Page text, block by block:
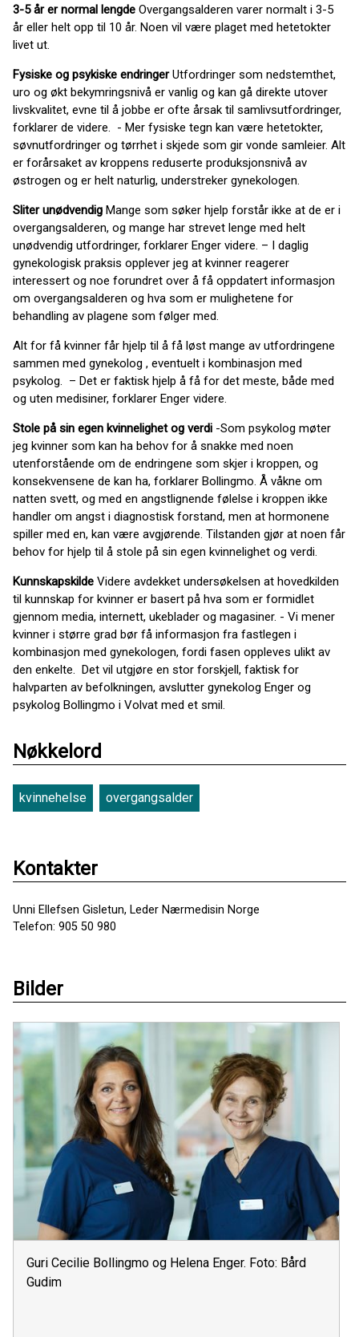
3-5 år er normal lengde Overgangsalderen varer normalt i 3-5
år eller helt opp til 10 år. Noen vil være plaget med hetetokter
livet ut.
Fysiske og psykiske endringerUtfordringer som nedstemthet,
uro og økt bekymringsnivå er vanlig og kan gå direkte utover
livskvalitet, evne til å jobbe er ofte årsak til samlivsutfordringer,
forklarer de videre. - Mer fysiske tegn kan være hetetokter,
søvnutfordringer og tørrhet i skjede som gir vonde samleier. Alt
er forårsaket av kroppens reduserte produksjonsnivå av
østrogen og er helt naturlig, understreker gynekologen.
Sliter unødvendig Mange som søker hjelp forstår ikke at de er i
overgangsalderen, og mange har strevet lenge med helt
unødvendig utfordringer, forklarer Enger videre. – I daglig
gynekologisk praksis opplever jeg at kvinner reagerer
interessert og noe forundret over å få oppdatert informasjon
om overgangsalderen og hva som er mulighetene for
behandling av plagene som følger med.
Alt for få kvinner får hjelp til å få løst mange av utfordringene
sammen med gynekolog , eventuelt i kombinasjon med
psykolog. – Det er faktisk hjelp å få for det meste, både med
og uten medisiner, forklarer Enger videre.
Stole på sin egen kvinnelighet og verdi -Som psykolog møter
jeg kvinner som kan ha behov for å snakke med noen
utenforstående om de endringene som skjer i kroppen, og
konsekvensene de kan ha, forklarer Bollingmo. Å våkne om
natten svett, og med en angstlignende følelse i kroppen ikke
handler om angst i diagnostisk forstand, men at hormonene
spiller med en, kan være avgjørende. Tilstanden gjør at noen får
behov for hjelp til å stole på sin egen kvinnelighet og verdi.
Kunnskapskilde Videre avdekket undersøkelsen at hovedkilden
til kunnskap for kvinner er basert på hva som er formidlet
gjennom media, internett, ukeblader og magasiner. - Vi mener
kvinner i større grad bør få informasjon fra fastlegen i
kombinasjon med gynekologen, fordi fasen oppleves ulikt av
den enkelte. Det vil utgjøre en stor forskjell, faktisk for
halvparten av befolkningen, avslutter gynekolog Enger og
psykolog Bollingmo i Volvat med et smil.
Nøkkelord
kvinnehelse overgangsalder
Kontakter
Unni Ellefsen Gisletun, Leder Nærmedisin Norge
Telefon: 905 50 980
Bilder
Guri Cecilie Bollingmo og Helena Enger. Foto: Bård
Gudim